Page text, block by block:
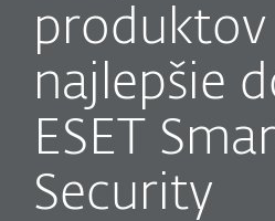
produktov
najlepšie
ESET
Security